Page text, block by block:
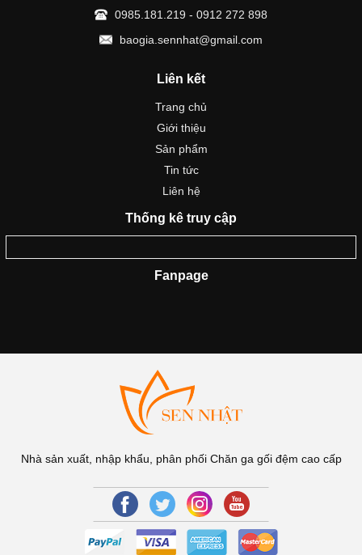
0985.181.219 - 0912 272 898
baogia.sennhat@gmail.com
Liên kết
Trang chủ
Giới thiệu
Sản phẩm
Tin tức
Liên hệ
Thống kê truy cập
Fanpage
Nhà sản xuất, nhập khẩu, phân phối Chăn ga gối đệm cao cấp